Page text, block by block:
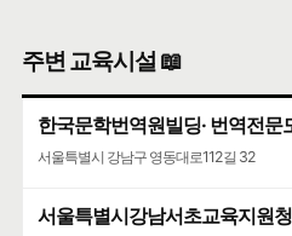
주변 교육시설 📖
한국문학번역원빌딩· 번역전문
서울특별시 강남구 영동대로112길 32
서울특별시강남서초교육지원